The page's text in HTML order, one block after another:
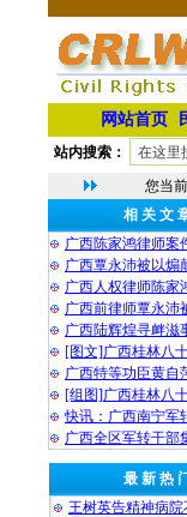
网站首页
站内搜索：
您当
相 关 文
广西陈家鸿律师案
广西覃永沛被以煽
广西人权律师陈家
广西前律师覃永沛
广西陆辉煌寻衅滋
[图文]广西桂林八
广西特等功臣黄自
[组图]广西桂林八
快讯：广西南宁军
广西全区军转干部
最 新 热
王树英告精神病院